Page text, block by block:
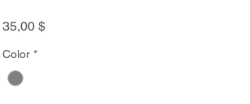
35,00 $Prix
Color *